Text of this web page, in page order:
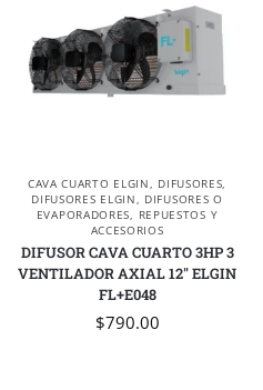
CAVA CUARTO ELGIN, DIFUSORES,
DIFUSORES ELGIN, DIFUSORES O
EVAPORADORES, REPUESTOS Y
ACCESORIOS
DIFUSOR CAVA CUARTO 3HP 3
VENTILADOR AXIAL 12″ ELGIN
FL+E048
$790.00